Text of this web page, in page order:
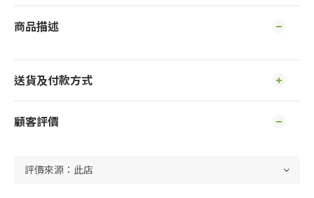
商品描述
送貨及付款方式
顧客評價